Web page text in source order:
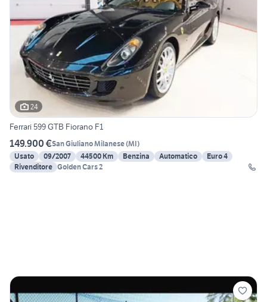
24
Ferrari 599 GTB Fiorano F1
149.900 €San Giuliano Milanese(MI)
Usato
09/2007 44500 Km Benzina Automatico
Euro 4
Rivenditore Golden Cars 2